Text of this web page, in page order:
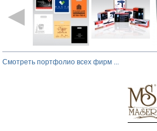
◄
Смотреть портфолио всех фирм ...